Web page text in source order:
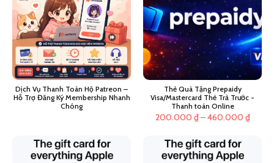
Dịch Vụ Thanh Toán Hộ Patreon –
Hỗ Trợ Đăng Ký Membership Nhanh
Chóng
Thẻ Quà Tặng Prepaidy
Visa/Mastercard Thẻ Trả Trước -
Thanh toán Online
200.000 ₫–460.000 ₫